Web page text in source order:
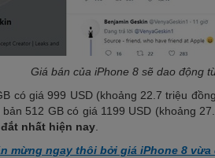
Giá bán của iPhone 8 sẽ dao động
có giá 999 USD (khoảng 22.7 triệu
512 GB có giá 1199 USD (khoảng
nhất hiện nay.
mừng ngay thôi bởi giá iPhone 8 vừa